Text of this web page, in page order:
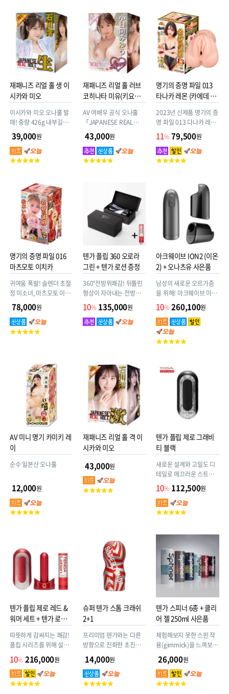
점
재패니즈 리얼 홀 생 이
시카와 미오
이시카와 미오 오나홀 발
매! 중량 426g 내부길이
15cm 리얼한 삽입감 소
프트 소재 재패니즈 리얼
홀
39,000원
고
재패니즈 리얼 홀 러브
코히나타 미유(키요하
AV 여배우 공식 오나홀
「JAPANESE REAL
HOLE LOVE_」 탱글탱
글 천연 풍만 H컵_ 초
CUTE한 외모에 갓 스타
일!! 코히나타 미유의 그
43,000원
고
명기의 증명 파일 013
타나카 레몬 (카에데 카
2023년 신제품 명기의 증
명 파일 013 다나카 레몬
800g
11% 79,500원
고
명기의 증명 파일 016
마츠모토 이치카
귀여움 폭발! 슬렌더 초절
정 미소녀, 마츠모토 이치
카의 에로틱한 질과 비밀
스러운 애널을 완전히 재
현!
78,000원
고
텐가 플립 360 오로라
그린 + 텐가 로션 증정
360°전방위쾌감! 뒤틀린
형상이 자아내는 전방위
자극 대담할 정도로 비틀
린 본체로 한층 진화한 조
작감! 기존 FLIP 시리즈의
10% 135,000원
아크웨이브 ION2 (이온
2) + 오나츠유 사은품
남성의 새로운 오르가즘
을 위해! 아크웨이브 이온
#그린쉘프
10% 260,100원
고
점
AV 미니 명기 카미키 레
이
순수 일본산 오나홀
12,000원
고
재패니즈 리얼 홀 격 이
시카와 미오
43,000원
고
텐가 플립 제로 그래비
티 블랙
새로운 설계와 고밀도 디
테일로 매끄러운 스트로
크를 실현
10% 112,500원
고
텐가 플립 제로 레드 &
워머 세트 + 텐가 로션
따뜻하게 감싸지는 쾌감!
플립 시리즈를 위해 설계
된 히팅 스틱! 플립 워머에
최적화된 설계 디테일 소
프트 겔 사용!
10% 216,000원
고
슈퍼 텐가 스톰 크래쉬
2+1
프리미엄 텐가와는 다른
방향으로 진화한 초진화
형 SUPER TENGA가 등
장 !!
14,000원
고
텐가 스피너 6종 + 클리
어 젤 250ml 사은품
체험해보지 못한 스핀 작
용(gimmick)을 느껴보세
요!
26,000원
고